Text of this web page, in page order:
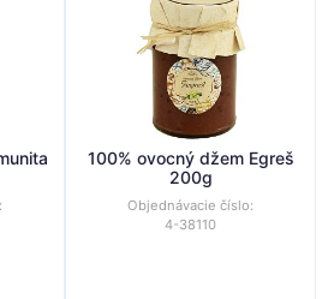
100% ovocný džem Egreš
200g
Objednávacie číslo:
4-38110